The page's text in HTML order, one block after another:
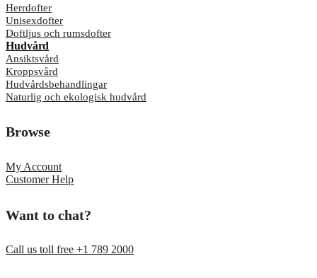
Herrdofter
Unisexdofter
Doftljus och rumsdofter
Hudvård
Ansiktsvård
Kroppsvård
Hudvårdsbehandlingar
Naturlig och ekologisk hudvård
Browse
My Account
Customer Help
Want to chat?
Call us toll free +1 789 2000